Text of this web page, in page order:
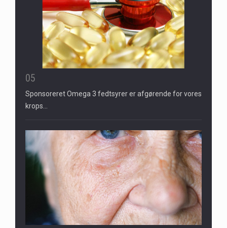
05
Sponsoreret Omega 3 fedtsyrer er afgørende for vores
krops…